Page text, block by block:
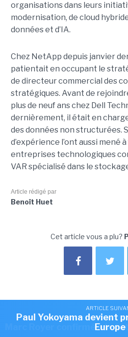
ARTICLE
Romain Passilly prend la
France
ARTICLE
Marc Royer confirmé à la
organisations dans leurs
modernisation, de cloud
données et d’IA.
Chez NetApp depuis janvier
patientait en occupant le
de directeur commercial des
stratégiques. Avant de
plus de neuf ans chez Dell
dernièrement, il était en
des données non structurées.
d’expérience l’ont aussi mené
entreprises technologiques
VAR spécialisé dans le
Article rédigé par
Benoît Huet
Cet article vous a plu?
NEWSLETTER LMI
Recevez notre newsletter
ARTICLE
Paul Yokoyama devient
Europe